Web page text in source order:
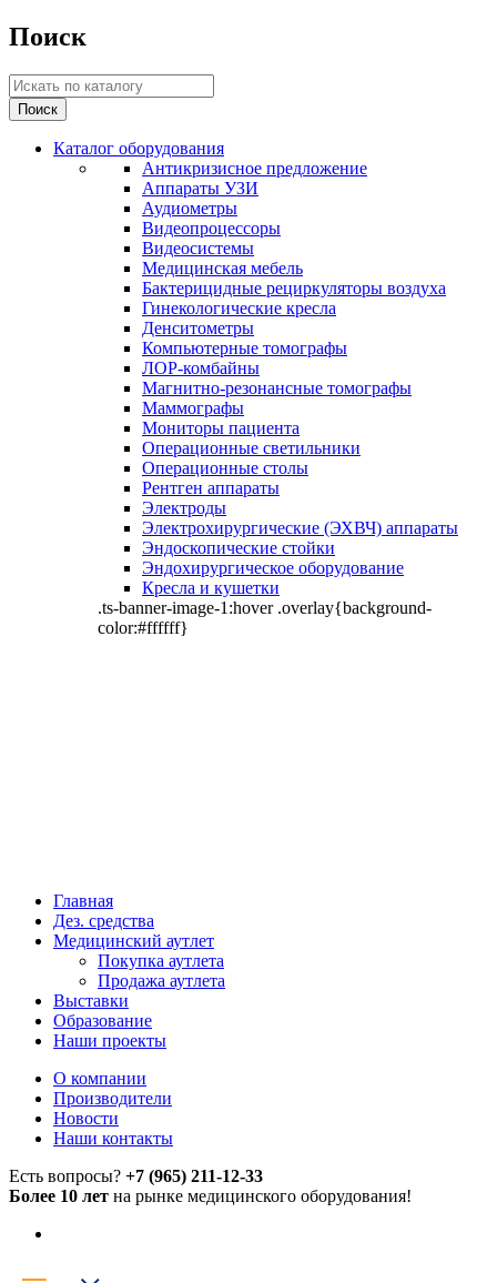
Поиск
Каталог оборудования
Антикризисное предложение
Аппараты УЗИ
Аудиометры
Видеопроцессоры
Видеосистемы
Медицинская мебель
Бактерицидные рециркуляторы воздуха
Гинекологические кресла
Денситометры
Компьютерные томографы
ЛОР-комбайны
Магнитно-резонансные томографы
Маммографы
Мониторы пациента
Операционные светильники
Операционные столы
Рентген аппараты
Электроды
Электрохирургические (ЭХВЧ) аппараты
Эндоскопические стойки
Эндохирургическое оборудование
Кресла и кушетки
.ts-banner-image-1:hover .overlay{background-
color:#ffffff}
Главная
Дез. средства
Медицинский аутлет
Покупка аутлета
Продажа аутлета
Выставки
Образование
Наши проекты
О компании
Производители
Новости
Наши контакты
Есть вопросы? +7 (965) 211-12-33
Более 10 лет на рынке медицинского оборудования!